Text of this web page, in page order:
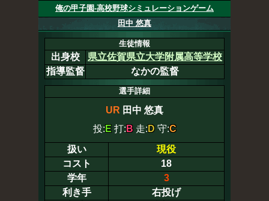
俺の甲子園-高校野球シミュレーションゲーム
田中 悠真
生徒情報
出身校
県立佐賀県立大学附属高等学校
指導監督
なかの監督
選手詳細
UR 田中 悠真
投: E打: B走: D守:C
扱い
現役
コスト
18
学年
3
利き手
右投げ